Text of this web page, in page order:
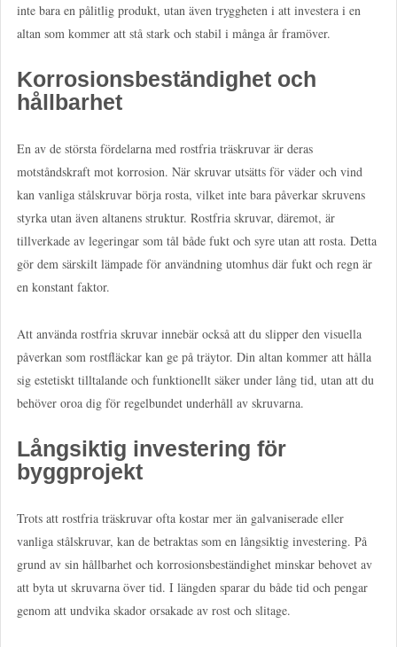
inte bara en pålitlig produkt, utan även tryggheten i att investera i en
altan som kommer att stå stark och stabil i många år framöver.
Korrosionsbeständighet och
hållbarhet
En av de största fördelarna med rostfria träskruvar är deras
motståndskraft mot korrosion. När skruvar utsätts för väder och vind
kan vanliga stålskruvar börja rosta, vilket inte bara påverkar skruvens
styrka utan även altanens struktur. Rostfria skruvar, däremot, är
tillverkade av legeringar som tål både fukt och syre utan att rosta. Detta
gör dem särskilt lämpade för användning utomhus där fukt och regn är
en konstant faktor.
Att använda rostfria skruvar innebär också att du slipper den visuella
påverkan som rostfläckar kan ge på träytor. Din altan kommer att hålla
sig estetiskt tilltalande och funktionellt säker under lång tid, utan att du
behöver oroa dig för regelbundet underhåll av skruvarna.
Långsiktig investering för
byggprojekt
Trots att rostfria träskruvar ofta kostar mer än galvaniserade eller
vanliga stålskruvar, kan de betraktas som en långsiktig investering. På
grund av sin hållbarhet och korrosionsbeständighet minskar behovet av
att byta ut skruvarna över tid. I längden sparar du både tid och pengar
genom att undvika skador orsakade av rost och slitage.